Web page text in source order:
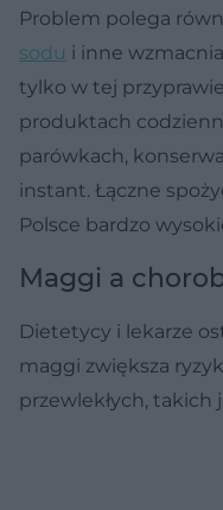
Problem polega
sodu i inne
tylko w tej
produktach
parówkach,
instant. Łączne
Polsce bardzo
Maggi a
Dietetycy i lekarze
maggi zwiększa
przewlekłych, takich